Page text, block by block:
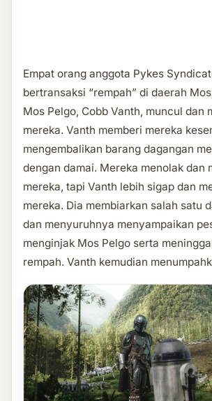
Empat orang anggota Pykes
bertransaksi “rempah” di daerah
Mos Pelgo, Cobb Vanth, muncul dan
mereka. Vanth memberi mereka
mengembalikan barang dagangan
dengan damai. Mereka menolak dan
mereka, tapi Vanth lebih sigap dan
mereka. Dia membiarkan salah satu
dan menyuruhnya menyampaikan
menginjak Mos Pelgo serta
rempah. Vanth kemudian